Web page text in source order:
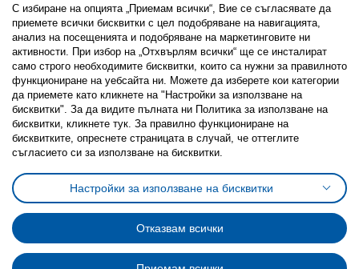
Последвайте ни:
FacebookTwitterYoutubePinterestInstagram
Политика за използване на бисквитки (Cookies)
Избор на настройки за използване на бисквитки
Условия за ползване на ikea.bgОбща политика за личните данни
Политика за защита на личните данни на ikea.bg
Общи условия на програма IKEA Family
Политика за защита на лични данни на програма IKEA Family
С избиране на опцията „Приемам всички“, Вие се съгласявате да
приемете всички бисквитки с цел подобряване на навигацията,
анализ на посещенията и подобряване на маркетинговите ни
активности. При избор на „Отхвърлям всички“ ще се инсталират
само строго необходимитe бисквитки, които са нужни за правилното
функциониране на уебсайта ни. Можете да изберете кои категории
да приемете като кликнете на "Настройки за използване на
бисквитки". За да видите пълната ни Политика за използване на
бисквитки, кликнете тук. За правилно функциониране на
бисквитките, опреснете страницата в случай, че оттеглите
съгласието си за използване на бисквитки.
Настройки за използване на бисквитки
Отказвам всички